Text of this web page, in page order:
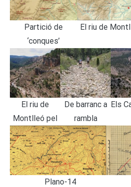
Partició de
‘conques’
El riu de
El riu de
Montlleó pel
pont de les
Calçades
De barranc a
rambla
Els
Plano-14